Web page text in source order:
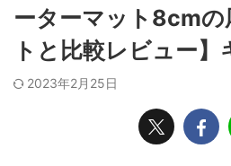
ーターマット8cm
トと比較レビュー
2023年2月25日